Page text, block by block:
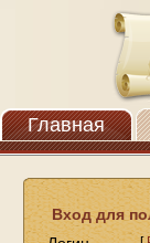
Главная
Вход для